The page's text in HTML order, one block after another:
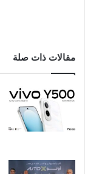
مقالات ذات صلة